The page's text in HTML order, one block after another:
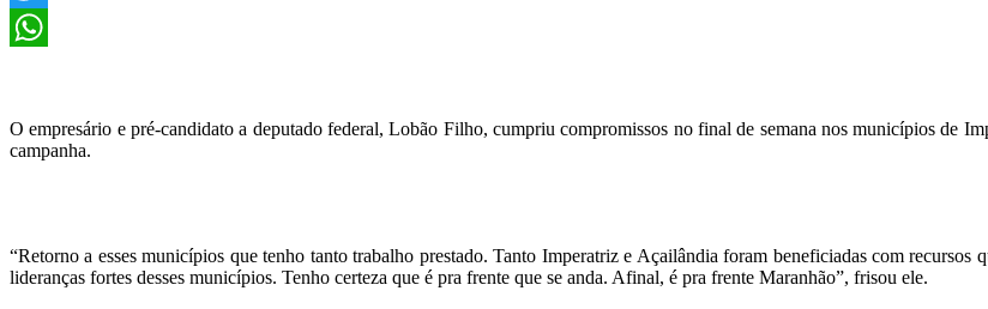
Twitter
O empresário e pré-candidato a deputado federal, Lobão Filho, cumpriu compromissos no final de semana nos municípios de
campanha.
“Retorno a esses municípios que tenho tanto trabalho prestado. Tanto Imperatriz e Açailândia foram beneficiadas com
lideranças fortes desses municípios. Tenho certeza que é pra frente que se anda. Afinal, é pra frente Maranhão”, frisou ele.